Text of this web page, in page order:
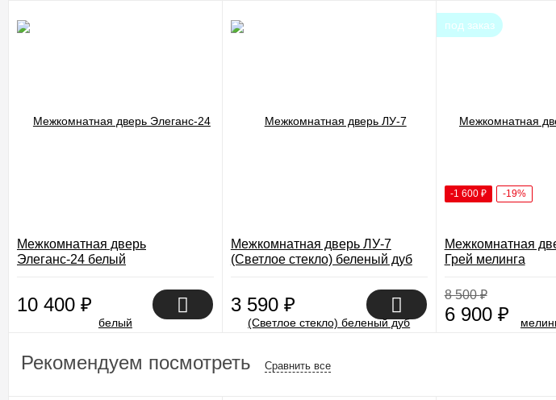
Межкомнатная дверь
Элеганс-24 белый
10 400 ₽
Межкомнатная дверь ЛУ-7
(Светлое стекло) беленый дуб
3 590 ₽
под заказ
-1 600 ₽ -19%
Межкомнатная
Грей мелинга
8 500₽
6 900 ₽
Рекомендуем посмотреть Сравнить все